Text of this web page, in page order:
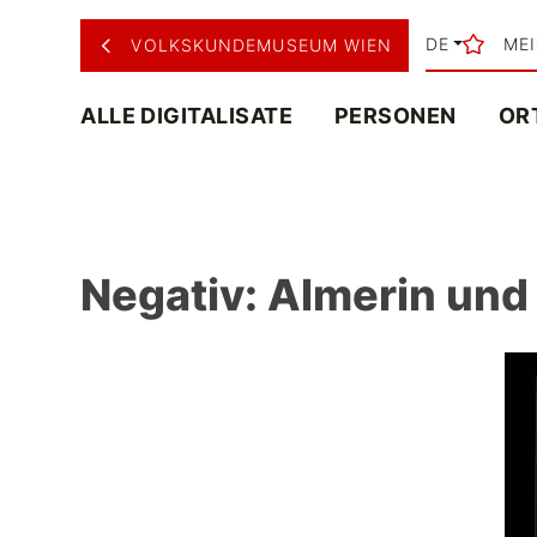
VOLKSKUNDEMUSEUM WIEN DE
ALLE DIGITALISATE PERSONEN
Negativ: Almerin